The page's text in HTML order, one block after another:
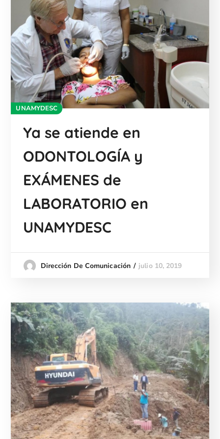
UNAMYDESC
Ya se atiende en
ODONTOLOGÍA y
EXÁMENES de
LABORATORIO en
UNAMYDESC
Dirección De Comunicación julio 10, 2019